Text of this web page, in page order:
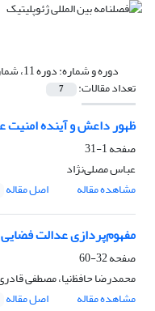
دوره و شماره:دوره 11، شماره 40، زمستان 1394
تعداد مقالات: 7
ظهور داعش و آینده امنیت
صفحه1-31
عباس مصلی‌نژاد
مشاهده مقاله
اصل مقاله
مفهوم‌پردازی عدالت
صفحه32-60
محمدرضا حافظ‌نیا، مصطفی
مشاهده مقاله
اصل مقاله